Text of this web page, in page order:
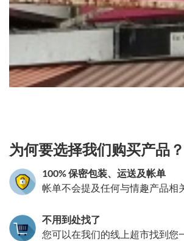
TakeToys湾仔分店
湾仔柯布连道6A-B宜安大厦1楼
电话:+852 2810 8108
营业时间:11:00-00:00
TakeToys旺角第二分店
旺角登打士街43D号达利商业大厦一楼A
更多详情
为何要选择我们购买产品？
100% 保密包装、运送及帐单
帐单不会提及任何与情趣产品相
不用到处找了
您可以在我们的线上超市找到您